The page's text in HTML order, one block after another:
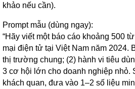
khảo nếu cần).
Prompt mẫu (dùng ngay):
“Hãy viết một báo cáo khoảng 500
mại điện tử tại Việt Nam năm 2024.
thị trường chung; (2) hành vi tiêu
3 cơ hội lớn cho doanh nghiệp nhỏ.
khách quan, đưa vào 1–2 số liệu